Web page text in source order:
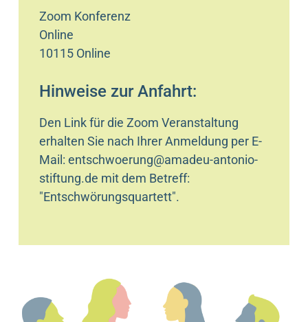
Zoom Konferenz
Online
10115 Online
Hinweise zur Anfahrt:
Den Link für die Zoom Veranstaltung
erhalten Sie nach Ihrer Anmeldung per E-
Mail: entschwoerung@amadeu-antonio-
stiftung.de mit dem Betreff:
"Entschwörungsquartett".